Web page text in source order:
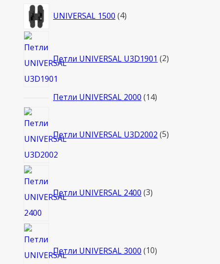
UNIVERSAL 1500 44
Петли UNIVERSAL U3D1901 2товара
Петли UNIVERSAL 2000 1414
Петли UNIVERSAL U3D2002 5товаров
Петли UNIVERSAL 2400 3товара
Петли UNIVERSAL 3000 10товаров